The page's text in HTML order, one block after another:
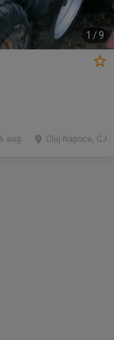
1 /9
Cluj-Napoca, CJ
6 aug.